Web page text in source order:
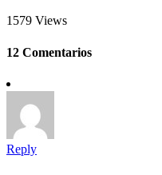
1579 Views
12 Comentarios
Reply